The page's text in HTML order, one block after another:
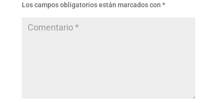
Los campos obligatorios están marcados con *